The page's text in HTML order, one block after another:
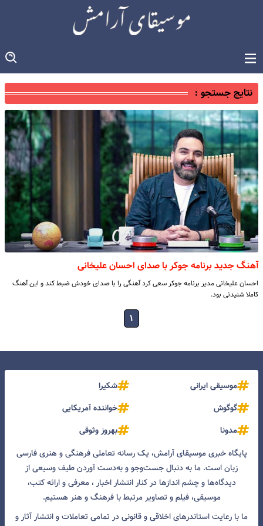
نتایج جستجو :
آهنگ جدید برنامه جوکر با صدای احسان علیخانی
احسان علیخانی مدیر برنامه جوکر سعی کرد آهنگی را با صدای خودش ضبط کند و این آهنگ
کاملا شنیدنی بود.
۱
موسیقی ایرانی
شکیرا
گوگوش
خواننده آمریکایی
مدونا
بهروز وثوقی
پایگاه خبری موسیقای آرامش، یک رسانه تعاملی فرهنگی و هنری فارسی
زبان است. ما به دنبال جست‌و‌جو و به‌دست آوردن طیف وسیعی از
دیدگاه‌ها و چشم انداز‌ها در کنار انتشار اخبار ، معرفی و ارائه کتب،
موسیقی، فیلم و تصاویر مرتبط با فرهنگ و هنر هستیم.
ما با رعایت استاندرهای اخلاقی و قانونی در تمامی تعاملات و انتشار آثار و